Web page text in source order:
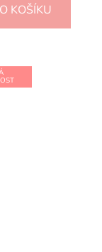
KOŠÍKU